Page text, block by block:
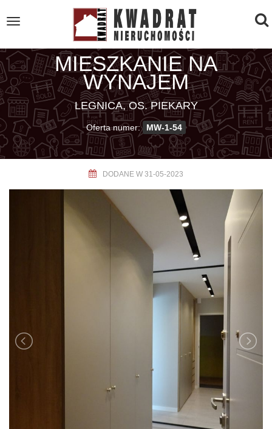
Toggle
MIESZKANIE NA
WYNAJEM
LEGNICA, OS. PIEKARY
Oferta numer: MW-1-54
DODANE W 31-05-2023